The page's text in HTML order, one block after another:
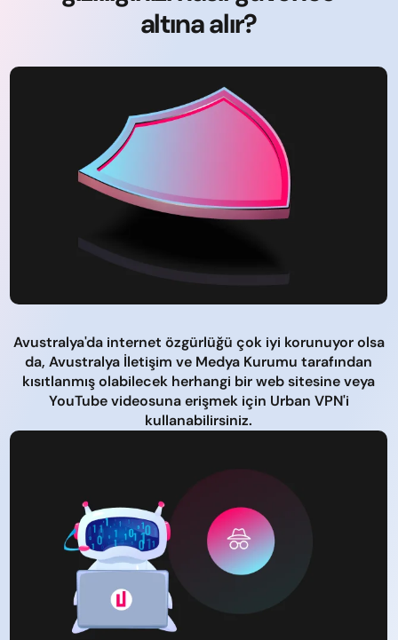
altına alır?
Avustralya'da internet özgürlüğü çok iyi korunuyor olsa
da, Avustralya İletişim ve Medya Kurumu tarafından
kısıtlanmış olabilecek herhangi bir web sitesine veya
YouTube videosuna erişmek için Urban VPN'i
kullanabilirsiniz.